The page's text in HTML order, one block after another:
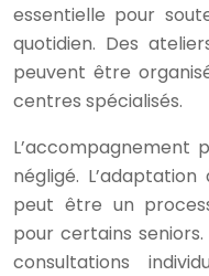
essentielle pour
quotidien. Des
peuvent être
centres spécialisés.
L’accompagnement
négligé.
peut être un
pour certains
consultations